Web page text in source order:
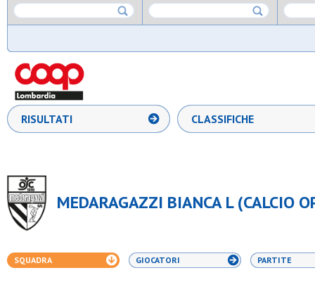
RISULTATI CLASSIFICHE
MEDARAGAZZI BIANCA L (CALCIO
SQUADRA GIOCATORI PARTITE